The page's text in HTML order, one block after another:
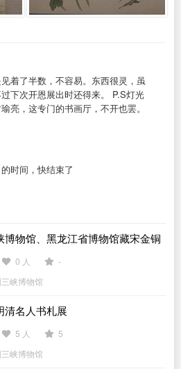
着了半数，不容易。东西很灵，虽
下次开恩展出时还得来。 P.S灯光
亮，这专门的书画厅，不开也罢。
时间，快结束了
博物馆、黑龙江省博物馆藏宋金铜
0 人
-
峡博物馆
清名人书札展
5 人
5
峡博物馆